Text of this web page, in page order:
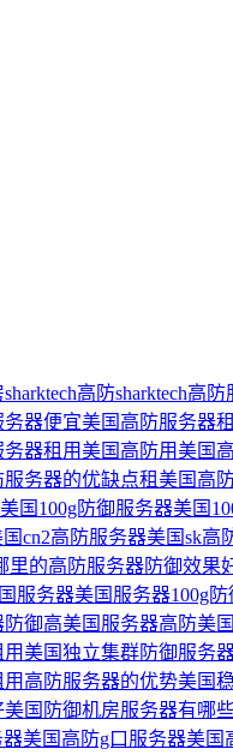
sharktech高防sharktech高
务器便宜美国高防服务器
务器租用美国高防用美国
务器的优缺点租美国高
美国100g防御服务器美国
cn2高防服务器美国sk高
里的高防服务器防御效果
服务器美国服务器100g防
御高美国服务器高防美
美国独立集群防御服务
用高防服务器的优势美国
美国防御机房服务器有哪
器美国高防g口服务器美国